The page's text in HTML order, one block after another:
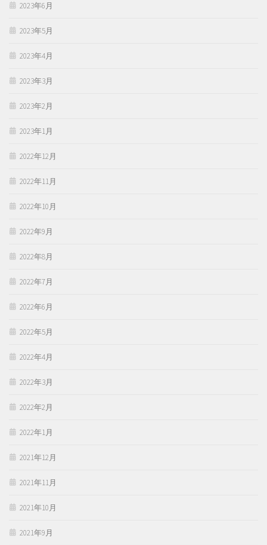
2023年6月
2023年5月
2023年4月
2023年3月
2023年2月
2023年1月
2022年12月
2022年11月
2022年10月
2022年9月
2022年8月
2022年7月
2022年6月
2022年5月
2022年4月
2022年3月
2022年2月
2022年1月
2021年12月
2021年11月
2021年10月
2021年9月